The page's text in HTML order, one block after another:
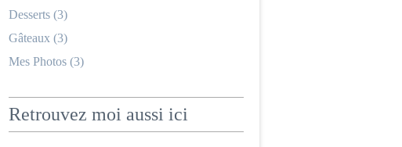
Desserts (3)
Gâteaux (3)
Mes Photos (3)
Retrouvez moi aussi ici